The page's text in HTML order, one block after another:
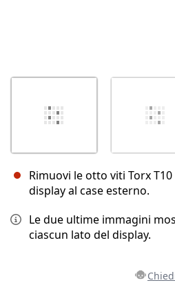
Rimuovi le otto viti Torx
display al case esterno.
Le due ultime immagini
ciascun lato del display.